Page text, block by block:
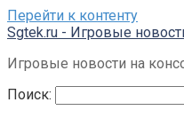
Перейти к контенту
Sgtek.ru - Игровые
Игровые новости на
Поиск: